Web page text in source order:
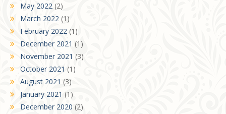
May 2022 (2)
March 2022 (1)
February 2022 (1)
December 2021 (1)
November 2021 (3)
October 2021 (1)
August 2021 (3)
January 2021 (1)
December 2020 (2)